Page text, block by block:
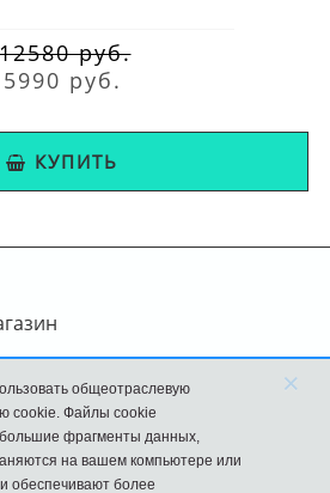
руб.
5990 руб.
КУПИТЬ
общеотраслевую
cookie. Файлы cookie
фрагменты данных,
на вашем компьютере или
обеспечивают более
×